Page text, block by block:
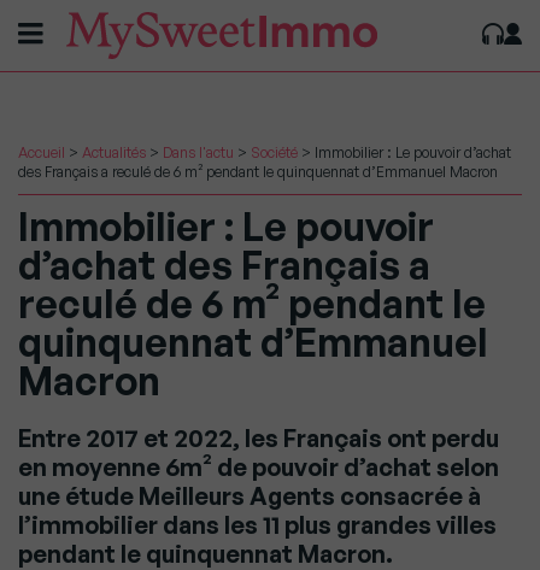
Accueil > Actualités > Dans l'actu > Société > Immobilier : Le pouvoir d’achat
des Français a reculé de 6 m² pendant le quinquennat d’Emmanuel Macron
Immobilier : Le pouvoir
d’achat des Français a
reculé de 6 m² pendant le
quinquennat d’Emmanuel
Macron
Entre 2017 et 2022, les Français ont perdu
en moyenne 6m² de pouvoir d’achat selon
une étude Meilleurs Agents consacrée à
l’immobilier dans les 11 plus grandes villes
pendant le quinquennat Macron.